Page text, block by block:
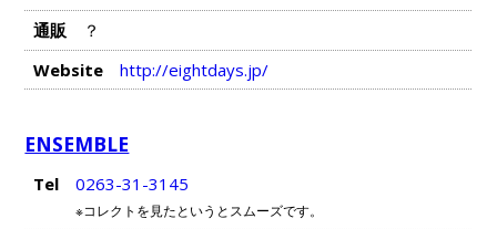
通販
？
Website
http://eightdays.jp/
ENSEMBLE
Tel 0263-31-3145
※コレクトを見たというとスムーズです。